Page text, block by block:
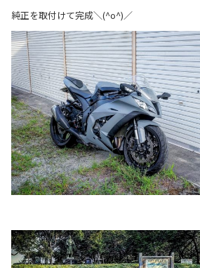
純正を取付けて完成＼(^o^)／